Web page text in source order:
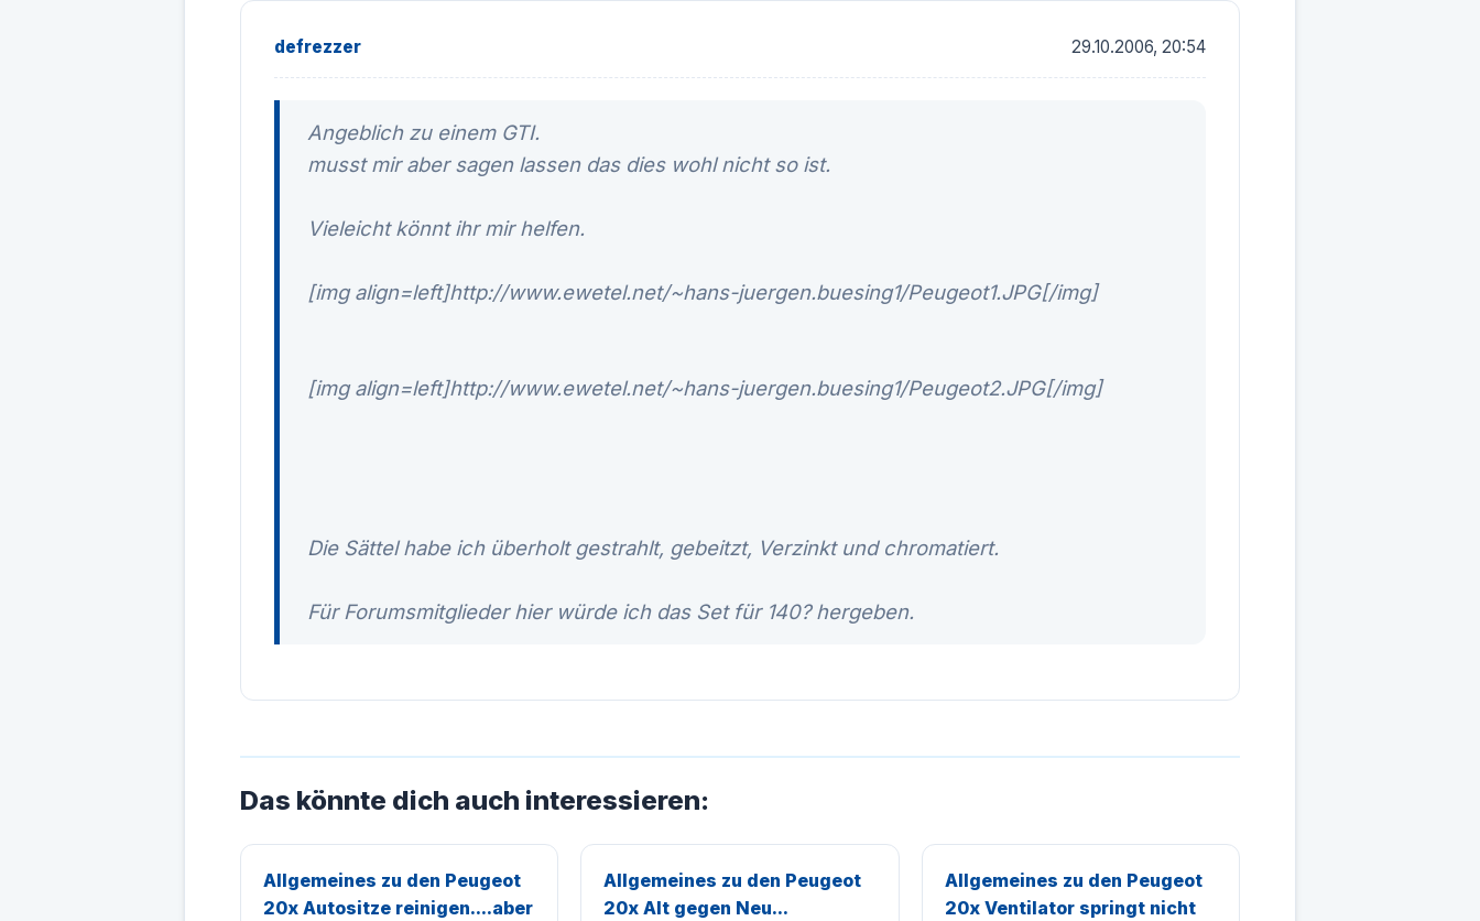
defrezzer 29.10.2006, 20:54
Angeblich zu einem GTI.
musst mir aber sagen lassen das dies wohl nicht so ist.
Vieleicht könnt ihr mir helfen.
[img align=left]http://www.ewetel.net/~hans-juergen.buesing1/Peugeot1.JPG[/img]
[img align=left]http://www.ewetel.net/~hans-juergen.buesing1/Peugeot2.JPG[/img]
Die Sättel habe ich überholt gestrahlt, gebeitzt, Verzinkt und chromatiert.
Für Forumsmitglieder hier würde ich das Set für 140? hergeben.
Das könnte dich auch interessieren:
Allgemeines zu den Peugeot
20x Autositze reinigen....aber
Allgemeines zu den Peugeot
20x Alt gegen Neu...
Allgemeines zu den Peugeot
20x Ventilator springt nicht